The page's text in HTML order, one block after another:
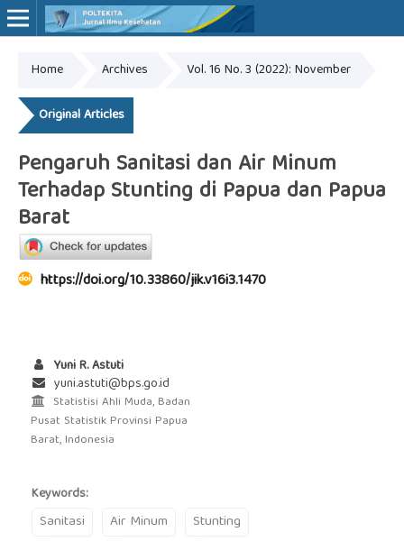
Online ISSN: 2527-7170
Home Archives Vol. 16 No. 3 (2022): November
Original Articles
Pengaruh Sanitasi dan Air Minum
Terhadap Stunting di Papua dan Papua
Barat
https://doi.org/10.33860/jik.v16i3.1470
Yuni R. Astuti
yuni.astuti@bps.go.id
Statistisi Ahli Muda, Badan
Pusat Statistik Provinsi Papua
Barat, Indonesia
Keywords:
Sanitasi Air Minum Stunting